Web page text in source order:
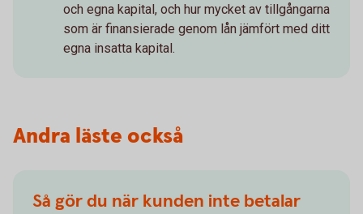
och egna kapital, och hur mycket av tillgångarna
som är finansierade genom lån jämfört med ditt
egna insatta kapital.
Andra läste också
Så gör du när kunden inte betalar